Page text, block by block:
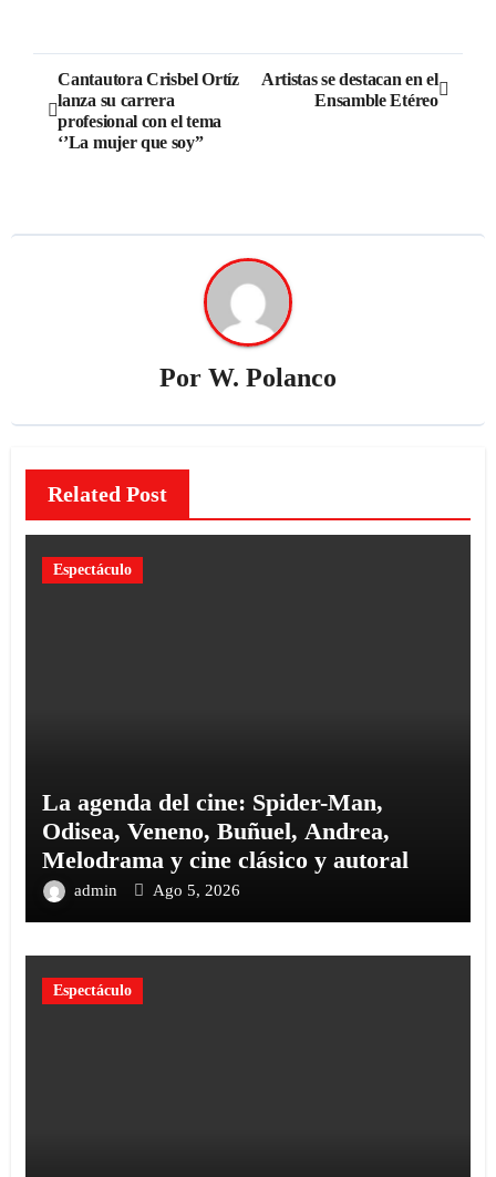
Cantautora Crisbel Ortíz
lanza su carrera
profesional con el tema
‘’La mujer que soy”
Artistas se destacan en el
Ensamble Etéreo
Por W. Polanco
Related Post
Espectáculo
La agenda del cine: Spider-Man,
Odisea, Veneno, Buñuel, Andrea,
Melodrama y cine clásico y autoral
admin Ago 5, 2026
Espectáculo